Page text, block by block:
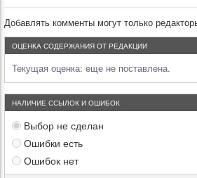
Добавлять комменты могут только
ОЦЕНКА СОДЕРЖАНИЯ ОТ РЕДАКЦИИ
Текущая оценка: еще не поставлена.
НАЛИЧИЕ ССЫЛОК И ОШИБОК
Выбор не сделан
Ошибки есть
Ошибок нет